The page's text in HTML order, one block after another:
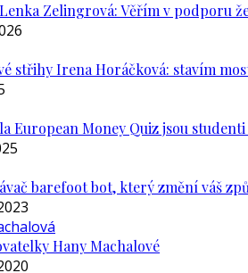
Zelingrová: Věřím v podporu
střihy Irena Horáčková: stavím
European Money Quiz jsou
barefoot bot, který změní váš
Hany Machalové